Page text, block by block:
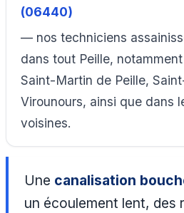
(06440)
— nos techniciens
dans tout Peille,
Saint-Martin de Peille,
Virounours, ainsi que dans
voisines.
Une canalisation
un écoulement lent, des